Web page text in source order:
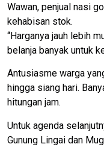
Wawan, penjual nasi
kehabisan stok.
“Harganya jauh lebih
belanja banyak untuk
Antusiasme warga
hingga siang hari.
hitungan jam.
Untuk agenda
Gunung Lingai dan